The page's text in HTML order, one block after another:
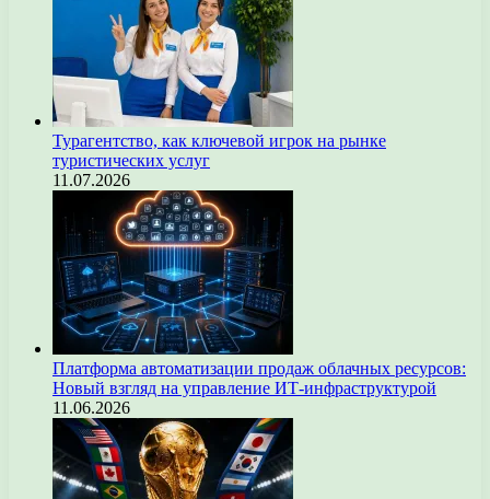
Турагентство, как ключевой игрок на рынке
туристических услуг
11.07.2026
Платформа автоматизации продаж облачных ресурсов:
Новый взгляд на управление ИТ-инфраструктурой
11.06.2026